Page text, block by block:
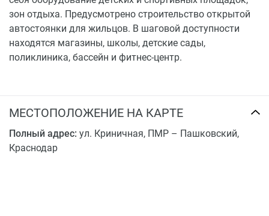
зон отдыха. Предусмотрено строительство открытой
автостоянки для жильцов. В шаговой доступности
находятся магазины, школы, детские сады,
поликлиника, бассейн и фитнес-центр.
МЕСТОПОЛОЖЕНИЕ НА КАРТЕ
Полный адрес: ул. Криничная, ПМР – Пашковский,
Краснодар